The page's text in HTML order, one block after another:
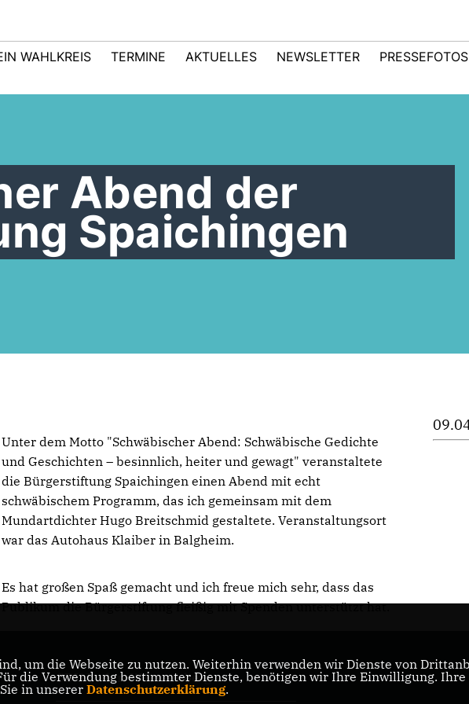
WAHLKREIS TERMINE AKTUELLES NEWSLETTER PRESSEFOTOS
Abend der
Spaichingen
Unter dem Motto "Schwäbischer Abend: Schwäbische Gedichte
und Geschichten – besinnlich, heiter und gewagt" veranstaltete
die Bürgerstiftung Spaichingen einen Abend mit echt
schwäbischem Programm, das ich gemeinsam mit dem
Mundartdichter Hugo Breitschmid gestaltete. Veranstaltungsort
war das Autohaus Klaiber in Balgheim.
Es hat großen Spaß gemacht und ich freue mich sehr, dass das
Publikum die Bürgerstiftung fleißig mit Spenden unterstützt hat.
CDU Baden-Württemberg
um die Webseite zu nutzen. Weiterhin verwenden wir Dienste von
die Verwendung bestimmter Dienste, benötigen wir Ihre Einwilligung.
in unserer Datenschutzerklärung.